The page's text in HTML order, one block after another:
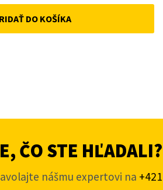
DO KOŠÍKA
ČO STE HĽADALI?
nášmu expertovi na +421